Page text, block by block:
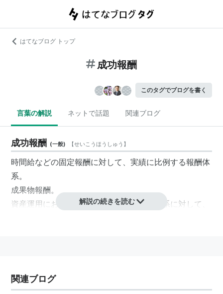
はてなブログ トップ
成功報酬
このタグでブログを書く
言葉の解説 ネットで話題 関連ブログ
成功報酬 (一般) 【せいこうほうしゅう 】
時間給などの固定報酬に対して、実績に比例する報酬体
系。
成果物報酬。
資産運用においては資産残高に従う報酬体系に対して、
実績向上のインセンティブとなる一方、運用者は失敗し
ても報酬がマイナスになるわけではないため必要以上に
解説の続きを読む
関連ブログ